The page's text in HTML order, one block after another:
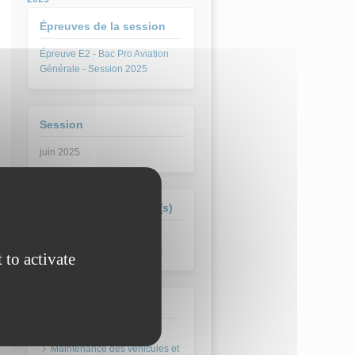
Épreuves de la session
Épreuve E2 - Bac Pro Aviation
Générale - Session 2025
Session
juin 2025
Formation(s) concernée(s)
Maintenance des véhicules et
to activate